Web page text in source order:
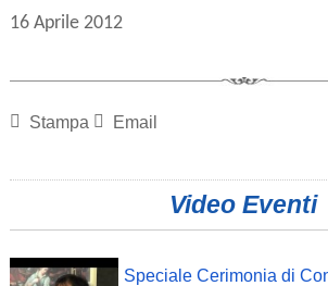
16 Aprile 2012
Stampa Email
Video Eventi
Speciale Cerimonia di